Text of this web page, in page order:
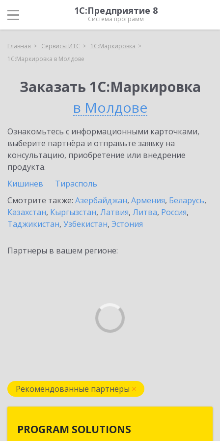
1С:Предприятие 8
Система программ
Главная Сервисы ИТС
1С:Маркировка
1С:Маркировка в Молдове
Заказать 1С:Маркировка
в Молдове
Ознакомьтесь с информационными карточками,
выберите партнёра и отправьте заявку на
консультацию, приобретение или внедрение
продукта.
Кишинев
Тирасполь
Смотрите также: Азербайджан, Армения, Беларусь,
Казахстан, Кыргызстан, Латвия, Литва, Россия,
Таджикистан, Узбекистан, Эстония
Партнеры в вашем регионе:
Рекомендованные партнеры
PROGRAM SOLUTIONS